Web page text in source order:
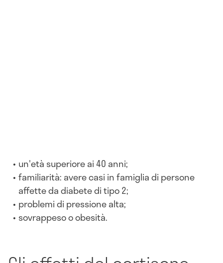
un'età superiore ai 40 anni;
familiarità: avere casi in famiglia di persone
affette da diabete di tipo 2;
problemi di pressione alta;
sovrappeso o obesità.